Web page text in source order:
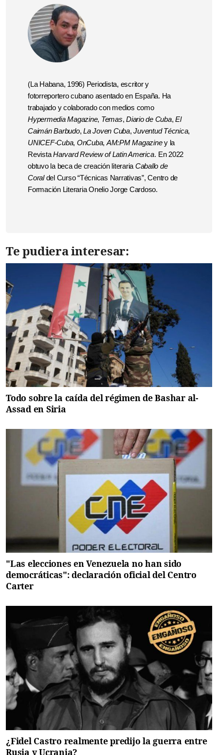
(La Habana, 1996) Periodista, escritor y
fotorreportero cubano asentado en España. Ha
trabajado y colaborado con medios como
Hypermedia Magazine, Temas, Diario de Cuba, El
Caimán Barbudo, La Joven Cuba,Juventud Técnica,
UNICEF-Cuba, OnCuba, AM:PM Magaziney la
RevistaHarvard Review of Latin America. En 2022
obtuvo la beca de creación literaria Caballo de
Coraldel Curso “Técnicas Narrativas”, Centro de
Formación Literaria Onelio Jorge Cardoso.
Te pudiera interesar:
Todo sobre la caída del régimen de Bashar al-
Assad en Siria
"Las elecciones en Venezuela no han sido
democráticas": declaración oficial del Centro
Carter
¿Fidel Castro realmente predijo la guerra entre
Rusia y Ucrania?